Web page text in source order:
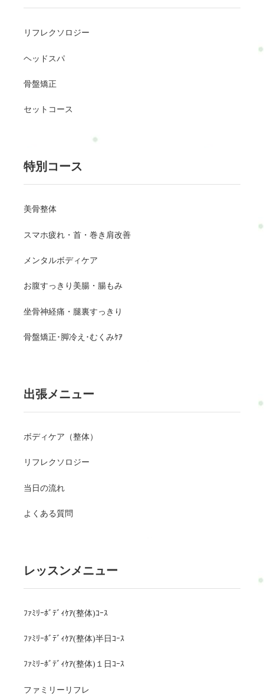
リフレクソロジー
ヘッドスパ
骨盤矯正
セットコース
特別コース
美骨整体
スマホ疲れ・首・巻き肩改善
メンタルボディケア
お腹すっきり美腸・腸もみ
坐骨神経痛・腿裏すっきり
骨盤矯正･脚冷え･むくみｹｱ
出張メニュー
ボディケア（整体）
リフレクソロジー
当日の流れ
よくある質問
レッスンメニュー
ﾌｧﾐﾘｰﾎﾞﾃﾞｨｹｱ(整体)ｺｰｽ
ﾌｧﾐﾘｰﾎﾞﾃﾞｨｹｱ(整体)半日ｺｰｽ
ﾌｧﾐﾘｰﾎﾞﾃﾞｨｹｱ(整体)１日ｺｰｽ
ファミリーリフレ